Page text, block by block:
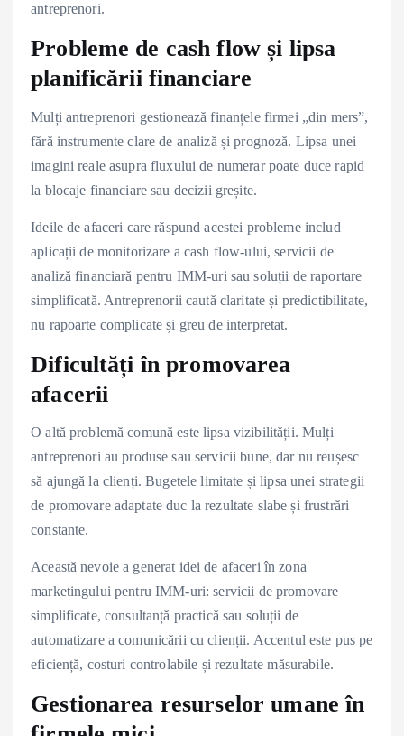
antreprenori.
Probleme de cash flow și lipsa
planificării financiare
Mulți antreprenori gestionează finanțele firmei „din mers”,
fără instrumente clare de analiză și prognoză. Lipsa unei
imagini reale asupra fluxului de numerar poate duce rapid
la blocaje financiare sau decizii greșite.
Ideile de afaceri care răspund acestei probleme includ
aplicații de monitorizare a cash flow-ului, servicii de
analiză financiară pentru IMM-uri sau soluții de raportare
simplificată. Antreprenorii caută claritate și predictibilitate,
nu rapoarte complicate și greu de interpretat.
Dificultăți în promovarea
afacerii
O altă problemă comună este lipsa vizibilității. Mulți
antreprenori au produse sau servicii bune, dar nu reușesc
să ajungă la clienți. Bugetele limitate și lipsa unei strategii
de promovare adaptate duc la rezultate slabe și frustrări
constante.
Această nevoie a generat idei de afaceri în zona
marketingului pentru IMM-uri: servicii de promovare
simplificate, consultanță practică sau soluții de
automatizare a comunicării cu clienții. Accentul este pus pe
eficiență, costuri controlabile și rezultate măsurabile.
Gestionarea resurselor umane în